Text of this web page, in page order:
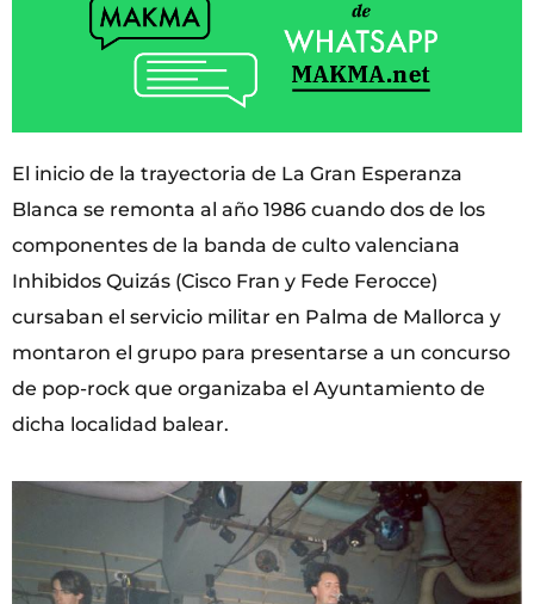
El inicio de la trayectoria de La Gran Esperanza
Blanca se remonta al año 1986 cuando dos de los
componentes de la banda de culto valenciana
Inhibidos Quizás (Cisco Fran y Fede Ferocce)
cursaban el servicio militar en Palma de Mallorca y
montaron el grupo para presentarse a un concurso
de pop-rock que organizaba el Ayuntamiento de
dicha localidad balear.